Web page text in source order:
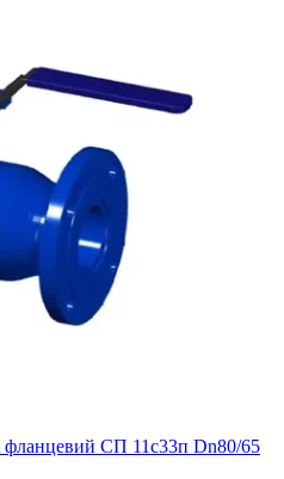
фланцевий СП 11с33п Dn80/65